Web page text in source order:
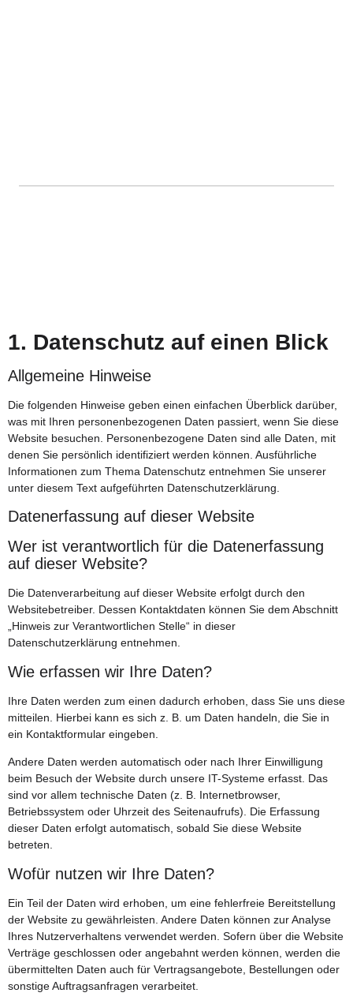
1. Datenschutz auf einen Blick
Allgemeine Hinweise
Die folgenden Hinweise geben einen einfachen Überblick darüber,
was mit Ihren personenbezogenen Daten passiert, wenn Sie diese
Website besuchen. Personenbezogene Daten sind alle Daten, mit
denen Sie persönlich identifiziert werden können. Ausführliche
Informationen zum Thema Datenschutz entnehmen Sie unserer
unter diesem Text aufgeführten Datenschutzerklärung.
Datenerfassung auf dieser Website
Wer ist verantwortlich für die Datenerfassung
auf dieser Website?
Die Datenverarbeitung auf dieser Website erfolgt durch den
Websitebetreiber. Dessen Kontaktdaten können Sie dem Abschnitt
„Hinweis zur Verantwortlichen Stelle“ in dieser
Datenschutzerklärung entnehmen.
Wie erfassen wir Ihre Daten?
Ihre Daten werden zum einen dadurch erhoben, dass Sie uns diese
mitteilen. Hierbei kann es sich z. B. um Daten handeln, die Sie in
ein Kontaktformular eingeben.
Andere Daten werden automatisch oder nach Ihrer Einwilligung
beim Besuch der Website durch unsere IT-Systeme erfasst. Das
sind vor allem technische Daten (z. B. Internetbrowser,
Betriebssystem oder Uhrzeit des Seitenaufrufs). Die Erfassung
dieser Daten erfolgt automatisch, sobald Sie diese Website
betreten.
Wofür nutzen wir Ihre Daten?
Ein Teil der Daten wird erhoben, um eine fehlerfreie Bereitstellung
der Website zu gewährleisten. Andere Daten können zur Analyse
Ihres Nutzerverhaltens verwendet werden. Sofern über die Website
Verträge geschlossen oder angebahnt werden können, werden die
übermittelten Daten auch für Vertragsangebote, Bestellungen oder
sonstige Auftragsanfragen verarbeitet.